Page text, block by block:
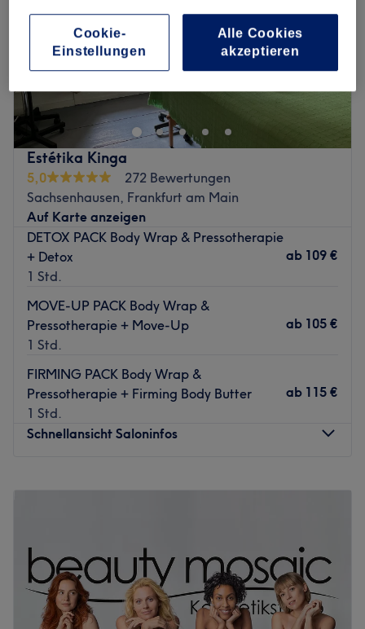
Estétika Kinga
5,0
272 Bewertungen
Sachsenhausen, Frankfurt am Main
Auf Karte anzeigen
DETOX PACK Body Wrap & Pressotherapie
+ Detox
1 Std.
ab 109 €
MOVE-UP PACK Body Wrap &
Pressotherapie + Move-Up
1 Std.
ab 105 €
FIRMING PACK Body Wrap &
Pressotherapie + Firming Body Butter
1 Std.
ab 115 €
Schnellansicht Saloninfos
Freitag
10:00–19:00
Samstag
10:00–14:00
Sonntag
Geschlossen
Cookie-
Einstellungen
Alle Cookies
akzeptieren